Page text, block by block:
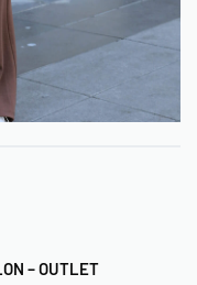
– OUTLET